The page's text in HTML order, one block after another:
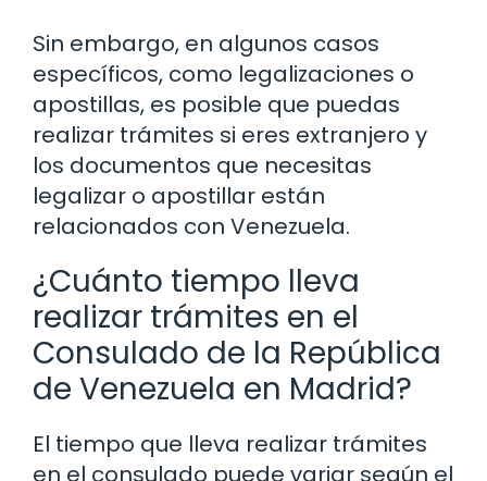
Sin embargo, en algunos casos
específicos, como legalizaciones o
apostillas, es posible que puedas
realizar trámites si eres extranjero y
los documentos que necesitas
legalizar o apostillar están
relacionados con Venezuela.
¿Cuánto tiempo lleva
realizar trámites en el
Consulado de la República
de Venezuela en Madrid?
El tiempo que lleva realizar trámites
en el consulado puede variar según el